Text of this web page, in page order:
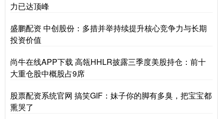
力已达顶峰
盛鹏配资 中创股份：多措并举持续提升核心竞争力与长期
投资价值
尚牛在线APP下载 高瓴HHLR披露三季度美股持仓：前十
大重仓股中概股占9席
股票配资系统官网 搞笑GIF：妹子你的脚有多臭，把宝宝都
熏哭了